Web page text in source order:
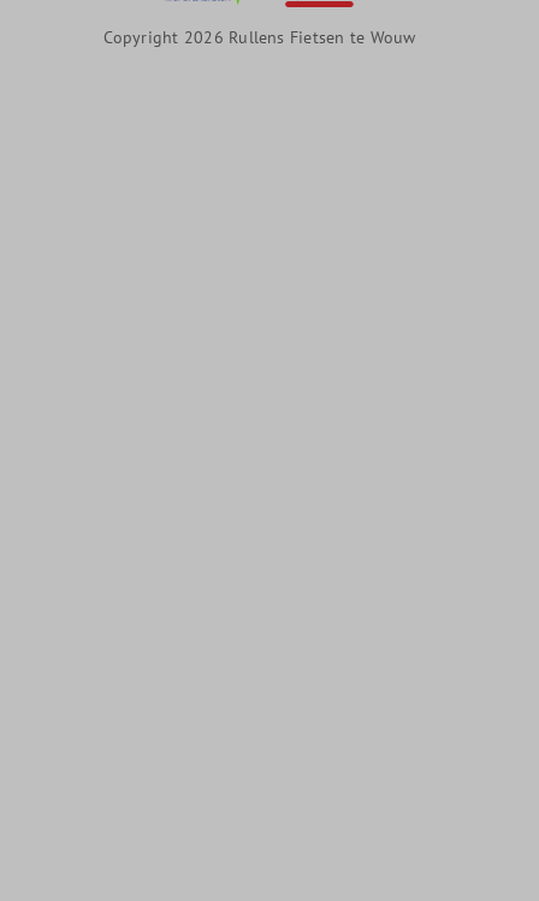
Copyright 2026 Rullens Fietsen te Wouw